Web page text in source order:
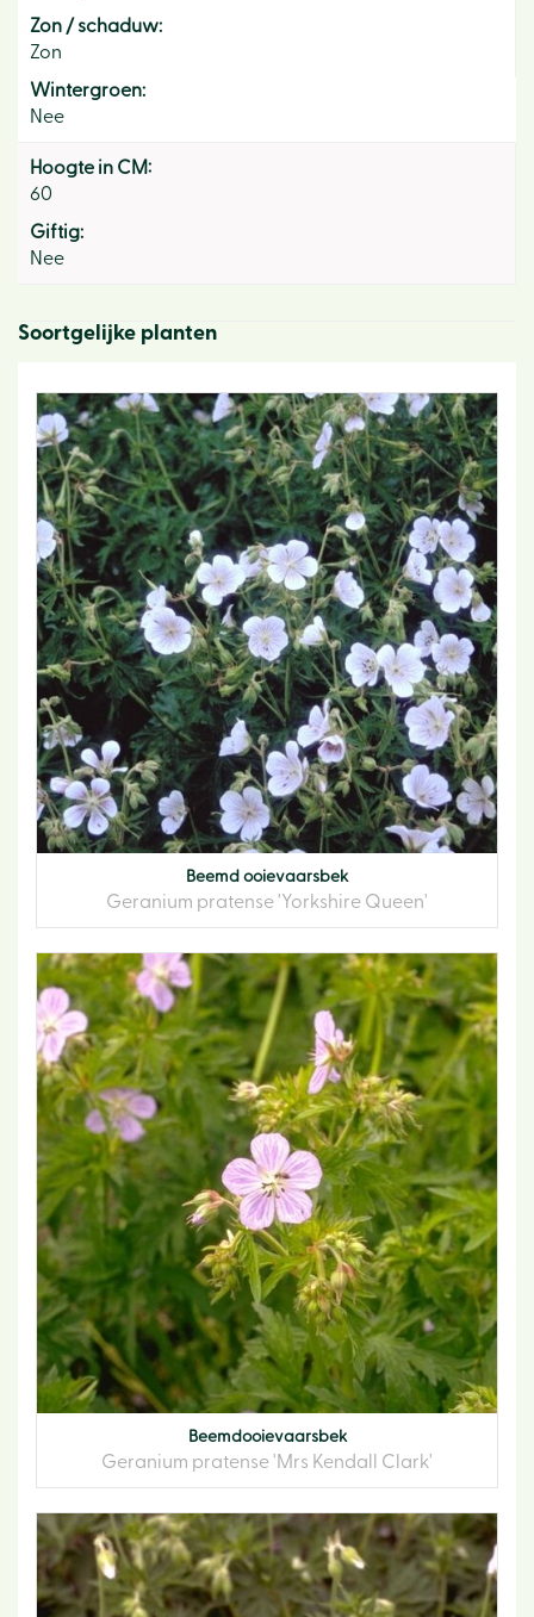
Zon / schaduw:
Zon
Wintergroen:
Nee
Hoogte in CM:
60
Giftig:
Nee
Soortgelijke planten
Beemd ooievaarsbek
Geranium pratense 'Yorkshire Queen'
Beemdooievaarsbek
Geranium pratense 'Mrs Kendall Clark'